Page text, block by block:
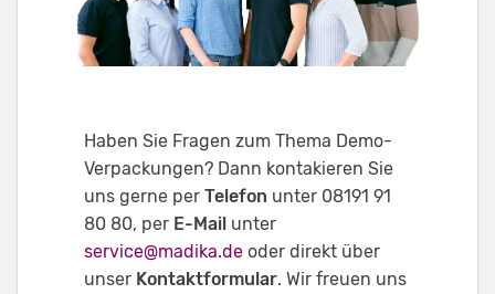
Haben Sie Fragen zum Thema Demo-
Verpackungen? Dann kontakieren Sie
uns gerne per Telefon unter 08191 91
80 80, per E-Mail unter
service@madika.de oder direkt über
unser Kontaktformular. Wir freuen uns